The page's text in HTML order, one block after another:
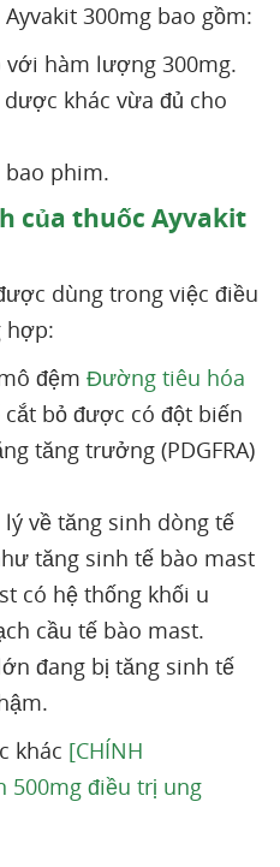
300mg bao gồm:
hàm lượng 300mg.
khác vừa đủ cho
bao phim.
của thuốc Ayvakit
dùng trong việc điều
hợp:
đệm Đường tiêu hóa
bỏ được có đột biến
tăng trưởng (PDGFRA)
về tăng sinh dòng tế
tăng sinh tế bào mast
có hệ thống khối u
cầu tế bào mast.
đang bị tăng sinh tế
khác [CHÍNH
500mg điều trị ung